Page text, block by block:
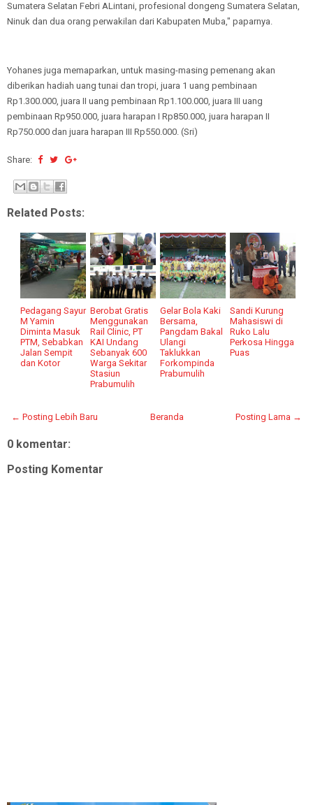
Sumatera Selatan Febri ALintani, profesional dongeng Sumatera Selatan,
Ninuk dan dua orang perwakilan dari Kabupaten Muba," paparnya.
Yohanes juga memaparkan, untuk masing-masing pemenang akan
diberikan hadiah uang tunai dan tropi, juara 1 uang pembinaan
Rp1.300.000, juara II uang pembinaan Rp1.100.000, juara III uang
pembinaan Rp950.000, juara harapan I Rp850.000, juara harapan II
Rp750.000 dan juara harapan III Rp550.000. (Sri)
Share:
Related Posts:
Pedagang Sayur
M Yamin
Diminta Masuk
PTM, Sebabkan
Jalan Sempit
dan Kotor
Berobat Gratis
Menggunakan
Rail Clinic, PT
KAI Undang
Sebanyak 600
Warga Sekitar
Stasiun
Prabumulih
Gelar Bola Kaki
Bersama,
Pangdam Bakal
Ulangi
Taklukkan
Forkompinda
Prabumulih
Sandi Kurung
Mahasiswi di
Ruko Lalu
Perkosa Hingga
Puas
← Posting Lebih Baru Posting Lama →
Beranda
0 komentar:
Posting Komentar